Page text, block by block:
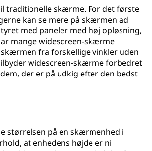
traditionelle skærme. For det første
kan se mere på skærmen ad
med paneler med høj opløsning,
mange widescreen-skærme
fra forskellige vinkler uden
widescreen-skærme forbedret
der er på udkig efter den bedst
størrelsen på en skærmenhed i
at enhedens højde er ni